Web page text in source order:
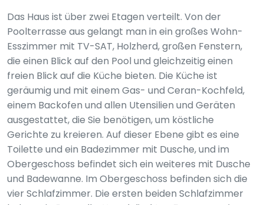
Das Haus ist über zwei Etagen verteilt. Von der
Poolterrasse aus gelangt man in ein großes Wohn-
Esszimmer mit TV-SAT, Holzherd, großen Fenstern,
die einen Blick auf den Pool und gleichzeitig einen
freien Blick auf die Küche bieten. Die Küche ist
geräumig und mit einem Gas- und Ceran-Kochfeld,
einem Backofen und allen Utensilien und Geräten
ausgestattet, die Sie benötigen, um köstliche
Gerichte zu kreieren. Auf dieser Ebene gibt es eine
Toilette und ein Badezimmer mit Dusche, und im
Obergeschoss befindet sich ein weiteres mit Dusche
und Badewanne. Im Obergeschoss befinden sich die
vier Schlafzimmer. Die ersten beiden Schlafzimmer